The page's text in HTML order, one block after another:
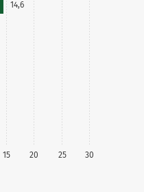
15 20 25 30
14,6